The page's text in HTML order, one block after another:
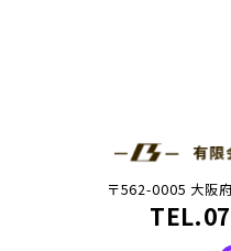
〒562-0005 大阪